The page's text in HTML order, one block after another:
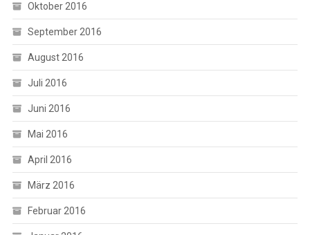
Oktober 2016
September 2016
August 2016
Juli 2016
Juni 2016
Mai 2016
April 2016
März 2016
Februar 2016